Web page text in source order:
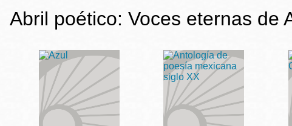
Abril poético: Voces eternas de